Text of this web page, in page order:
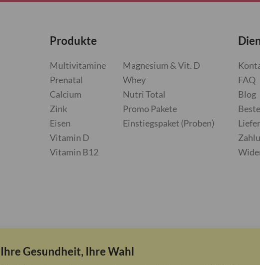
Produkte
Multivitamine
Prenatal
Calcium
Zink
Eisen
Vitamin D
Vitamin B12
Magnesium & Vit. D
Whey
Nutri Total
Promo Pakete
Einstiegspaket (Proben)
FAQ
Blog
Ihre Gesundheit, Ihre Wahl